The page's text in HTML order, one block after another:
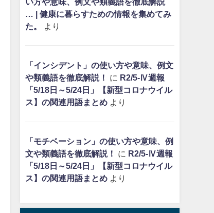
… | 健康に暮らすための情報を集めてみ
た。
より
「インシデント」の使い方や意味、例文
や類義語を徹底解説！
に R2/5-Ⅳ週報
「5/18日～5/24日」【新型コロナウイル
ス】の関連用語まとめより
「モチベーション」の使い方や意味、例
文や類義語を徹底解説！
に R2/5-Ⅳ週報
「5/18日～5/24日」【新型コロナウイル
ス】の関連用語まとめより